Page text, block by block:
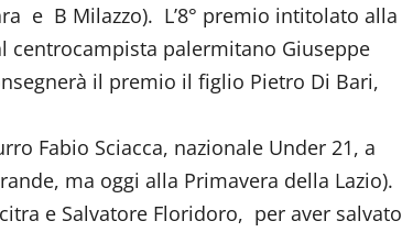
e B Milazzo). L’8° premio intitolato alla
centrocampista palermitano Giuseppe
il premio il figlio Pietro Di Bari,
Fabio Sciacca, nazionale Under 21, a
ma oggi alla Primavera della Lazio).
e Salvatore Floridoro, per aver salvato